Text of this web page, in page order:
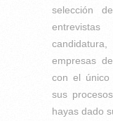
selección
empresas
con el único
sus
hayas dado